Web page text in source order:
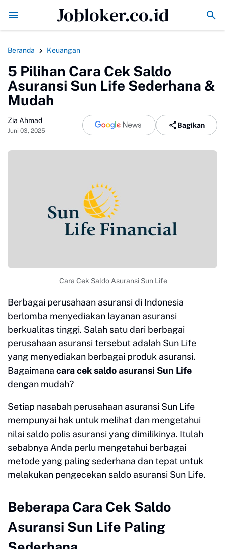
Cetak Gol ke Gawang InggrisBabak Pertama: Prancis Sudah
Jobloker.co.id
Beranda Keuangan
5 Pilihan Cara Cek Saldo
Asuransi Sun Life Sederhana &
Mudah
Zia Ahmad
Juni 03, 2025
Bagikan
Cara Cek Saldo Asuransi Sun Life
Berbagai perusahaan asuransi di Indonesia
berlomba menyediakan layanan asuransi
berkualitas tinggi. Salah satu dari berbagai
perusahaan asuransi tersebut adalah Sun Life
yang menyediakan berbagai produk asuransi.
Bagaimana cara cek saldo asuransi Sun Life
dengan mudah?
Setiap nasabah perusahaan asuransi Sun Life
mempunyai hak untuk melihat dan mengetahui
nilai saldo polis asuransi yang dimilikinya. Itulah
sebabnya Anda perlu mengetahui berbagai
metode yang paling sederhana dan tepat untuk
melakukan pengecekan saldo asuransi Sun Life.
Beberapa Cara Cek Saldo
Asuransi Sun Life Paling